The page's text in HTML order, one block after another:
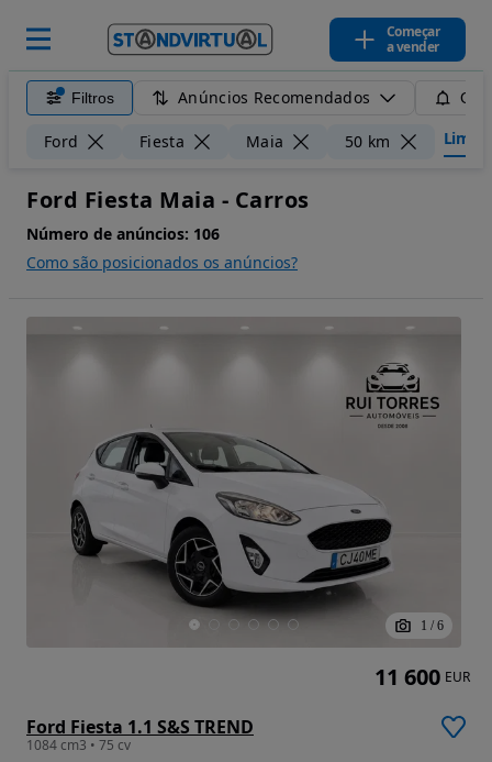
Começar
a vender
Filtros Anúncios Recomendados
Ford Fiesta Maia 50 km
Ford Fiesta Maia - Carros
Número de anúncios: 106
Como são posicionados os anúncios?
1 / 6
Ford Fiesta 1.1 S&S TREND
1084 cm3 • 75 cv
11 600 EUR